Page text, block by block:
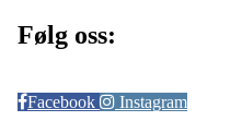
Følg oss:
Facebook Instagram